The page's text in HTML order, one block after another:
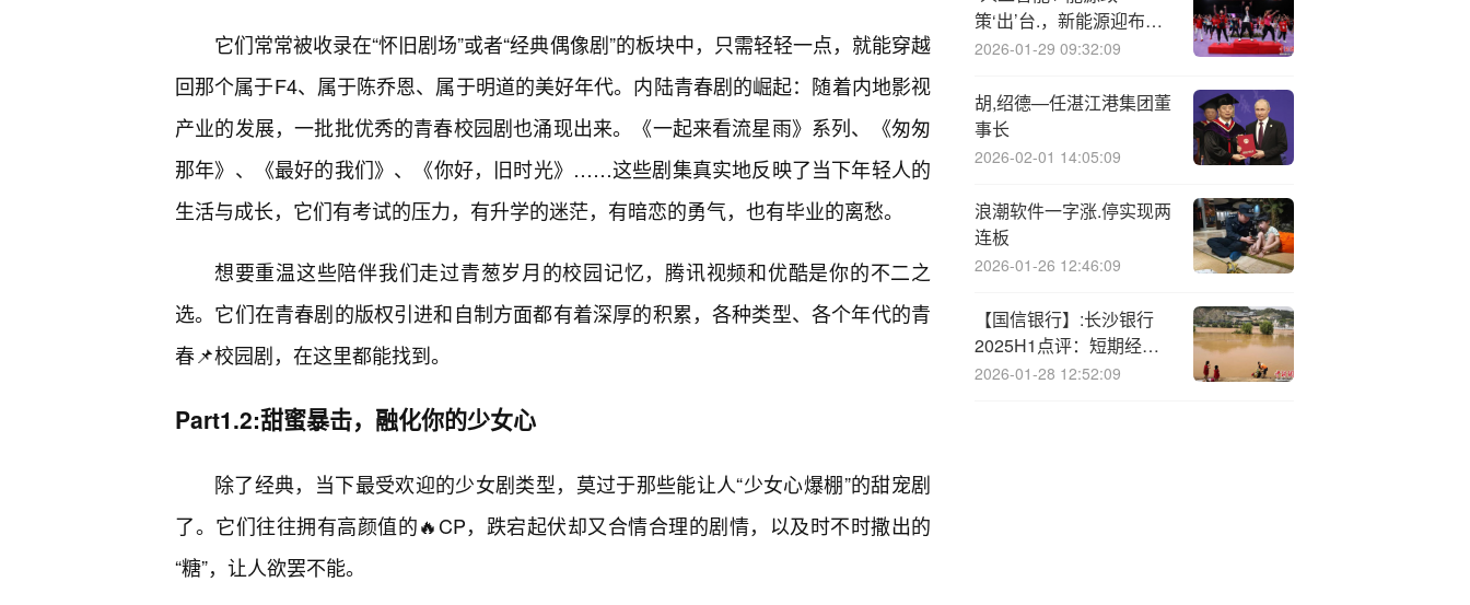
它们常常被收录在“怀旧剧场”或者“经典偶像剧”的板块中，只需轻轻一点，就能穿越
回那个属于F4、属于陈乔恩、属于明道的美好年代。内陆青春剧的崛起：随着内地影视
产业的发展，一批批优秀的青春校园剧也涌现出来。《一起来看流星雨》系列、《匆匆
那年》、《最好的我们》、《你好，旧时光》……这些剧集真实地反映了当下年轻人的
生活与成长，它们有考试的压力，有升学的迷茫，有暗恋的勇气，也有毕业的离愁。
想要重温这些陪伴我们走过青葱岁月的校园记忆，腾讯视频和优酷是你的不二之
选。它们在青春剧的版权引进和自制方面都有着深厚的积累，各种类型、各个年代的青
春📌校园剧，在这里都能找到。
Part1.2:甜蜜暴击，融化你的少女心
除了经典，当下最受欢迎的少女剧类型，莫过于那些能让人“少女心爆棚”的甜宠剧
了。它们往往拥有高颜值的🔥CP，跌宕起伏却又合情合理的剧情，以及时不时撒出的
“糖”，让人欲罢不能。
策‘出’台.，新能源迎布局
机遇
2026-01-29 09:32:09
胡,绍德—任湛江港集团董
事长
2026-02-01 14:05:09
浪潮软件一字涨.停实现两
连板
2026-01-26 12:46:09
【国信银行】:长沙银行
2025H1点评：短期经营
承压，中长期价值潜力仍
2026-01-28 12:52:09